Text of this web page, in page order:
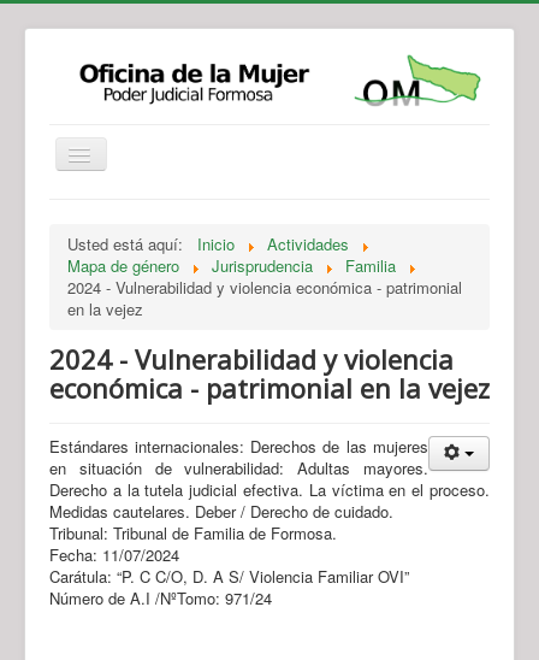
Legislación
Novedades
Recursos y Servicios de Atención
Contacto
Usted está aquí: Inicio
Actividades
Mapa de género
Jurisprudencia
Familia
2024 - Vulnerabilidad y violencia económica - patrimonial
en la vejez
2024 - Vulnerabilidad y violencia
económica - patrimonial en la vejez
Estándares internacionales: Derechos de las mujeres
en situación de vulnerabilidad: Adultas mayores.
Derecho a la tutela judicial efectiva. La víctima en el proceso.
Medidas cautelares. Deber / Derecho de cuidado.
Tribunal: Tribunal de Familia de Formosa.
Fecha: 11/07/2024
Carátula: “P. C C/O, D. A S/ Violencia Familiar OVI”
Número de A.I /NºTomo: 971/24